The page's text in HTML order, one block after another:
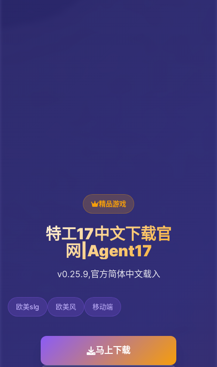
精品游戏
特工17中文下载官
网|Agent17
v0.25.9,官方简体中文载入
欧美slg 欧美风 移动端
马上下载